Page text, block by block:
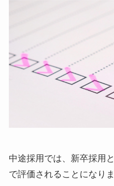
中途採用では、新卒採用
で評価されることになりま